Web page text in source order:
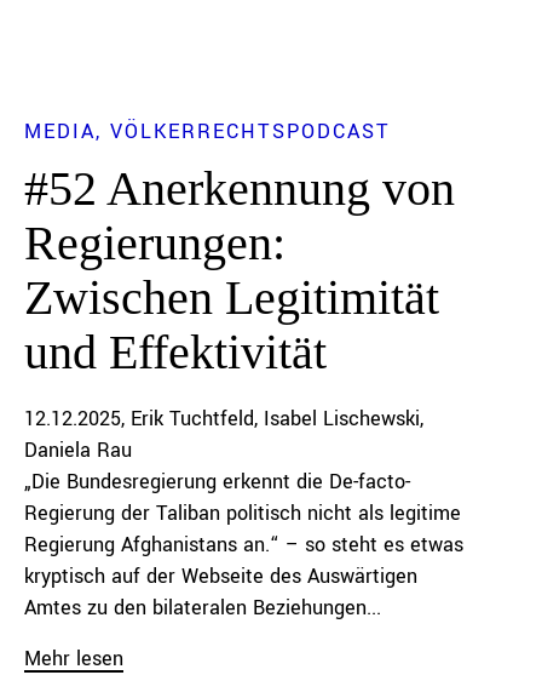
MEDIA VÖLKERRECHTSPODCAST
#52 Anerkennung von
Regierungen:
Zwischen Legitimität
und Effektivität
12.12.2025 Erik Tuchtfeld Isabel Lischewski
Daniela Rau
„Die Bundesregierung erkennt die De-facto-
Regierung der Taliban politisch nicht als legitime
Regierung Afghanistans an.“ – so steht es etwas
kryptisch ⁠auf der Webseite des Auswärtigen
Amtes⁠ zu den bilateralen Beziehungen...
Mehr lesen